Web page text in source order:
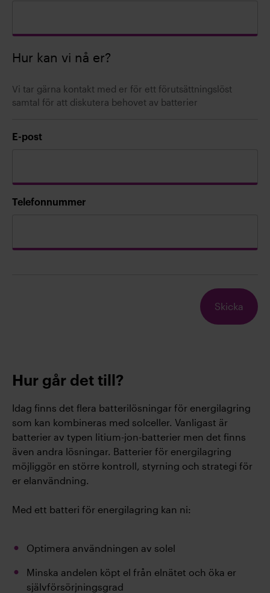
Hur kan vi nå er?
Vi tar gärna kontakt med er för ett förutsättningslöst
samtal för att diskutera behovet av batterier
E-post
Telefonnummer
Hur går det till?
Idag finns det flera batterilösningar för energilagring
som kan kombineras med solceller. Vanligast är
batterier av typen litium-jon-batterier men det finns
även andra lösningar. Batterier för energilagring
möjliggör en större kontroll, styrning och strategi för
er elanvändning.
Med ett batteri för energilagring kan ni:
Optimera användningen av solel
Minska andelen köpt el från elnätet och öka er
självförsörjningsgrad